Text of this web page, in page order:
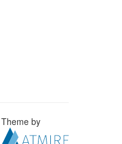
Theme by